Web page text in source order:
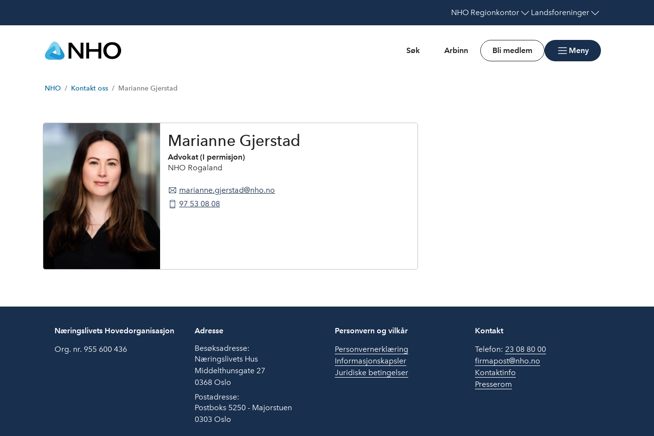
NHO Regionkontor Landsforeninger
Søk Arbinn Bli medlem Meny
NHO Kontakt oss Marianne Gjerstad
r
i
a
G
j
s
Marianne Gjerstad
Advokat (I permisjon)
NHO Rogaland
marianne.gjerstad@nho.no
97 53 08 08
Næringslivets Hovedorganisasjon
Org. nr. 955 600 436
Adresse
Besøksadresse:
Næringslivets Hus
Middelthunsgate 27
0368 Oslo
Postadresse:
Postboks 5250 - Majorstuen
0303 Oslo
Personvern og vilkår
Personvernerklæring
Informasjonskapsler
Juridiske betingelser
Kontakt
Telefon: 23 08 80 00
firmapost@nho.no
Kontaktinfo
Presserom